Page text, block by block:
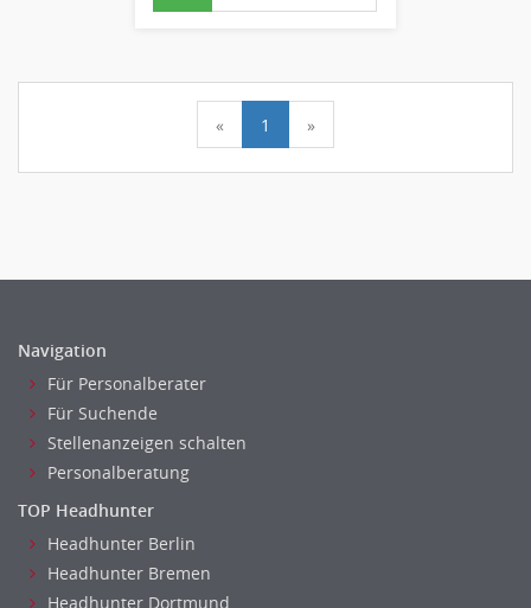
« 1 »
Navigation
Für Personalberater
Für Suchende
Stellenanzeigen schalten
Personalberatung
TOP Headhunter
Headhunter Berlin
Headhunter Bremen
Headhunter Dortmund